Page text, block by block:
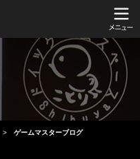
ゲームマスターブログ